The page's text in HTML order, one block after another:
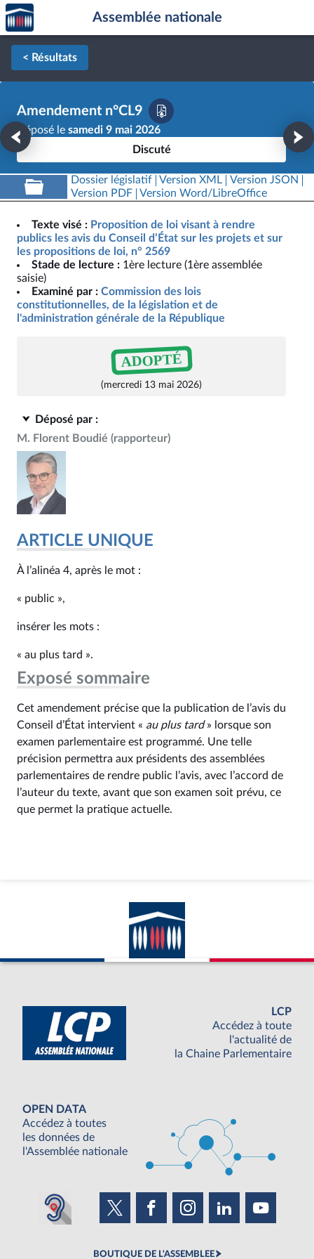
Aller au contenu
Aller en bas de la page
Accèder
à la
page
d'accueil
Assemblée nationale
< Résultats
Amendement n°CL9
Déposé le samedi 9 mai 2026
Discuté
Dossier législatif Version XML
Version JSON
Version PDF
Version Word/LibreOffice
Texte visé : Proposition de loi visant à rendre
publics les avis du Conseil d’État sur les projets et sur
les propositions de loi, n° 2569
Stade de lecture : 1ère lecture (1ère assemblée
saisie)
Examiné par : Commission des lois
constitutionnelles, de la législation et de
l'administration générale de la République
ADOPTÉ
(mercredi 13 mai 2026)
Déposé par :
M. Florent Boudié (rapporteur)
ARTICLE UNIQUE
À l’alinéa 4, après le mot :
« public »,
insérer les mots :
« au plus tard ».
Exposé sommaire
Cet amendement précise que la publication de l’avis du
Conseil d’État intervient « au plus tard» lorsque son
examen parlementaire est programmé. Une telle
précision permettra aux présidents des assemblées
parlementaires de rendre public l’avis, avec l’accord de
l’auteur du texte, avant que son examen soit prévu, ce
que permet la pratique actuelle.
LCP
Accédez à toute
l'actualité de
la Chaine Parlementaire
OPEN DATA
Accédez à toutes
les données de
l'Assemblée nationale
BOUTIQUE DE L'ASSEMBLEE